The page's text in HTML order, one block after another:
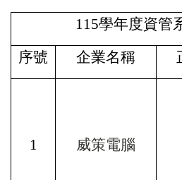
115學年度資管
序號
企業名稱
1 威策電腦